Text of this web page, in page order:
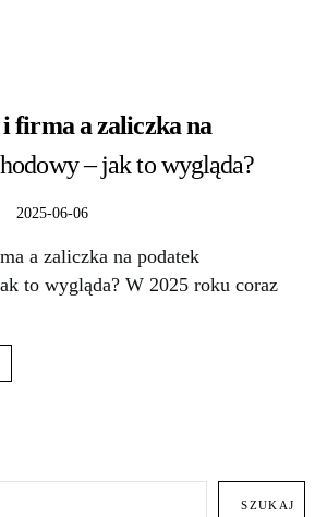
firma a zaliczka na
– jak to wygląda?
2025-06-06
a zaliczka na podatek
to wygląda? W 2025 roku coraz
SZUKAJ